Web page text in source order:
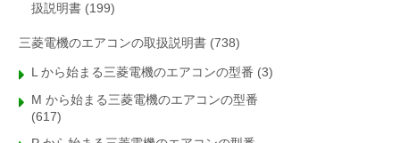
扱説明書 (199)
三菱電機のエアコンの取扱説明書 (738)
L から始まる三菱電機のエアコンの型番 (3)
M から始まる三菱電機のエアコンの型番
(617)